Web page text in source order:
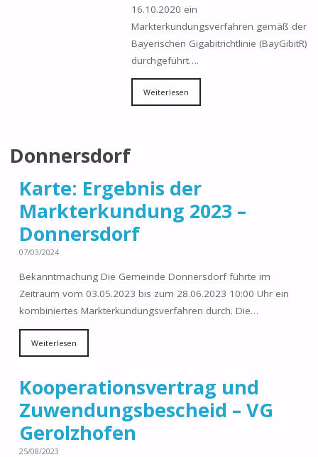
16.10.2020 ein
Markterkundungsverfahren gemäß der
Bayerischen Gigabitrichtlinie (BayGibitR)
durchgeführt….
Weiterlesen
Donnersdorf
Karte: Ergebnis der
Markterkundung 2023 –
Donnersdorf
07/03/2024
Bekanntmachung Die Gemeinde Donnersdorf führte im
Zeitraum vom 03.05.2023 bis zum 28.06.2023 10:00 Uhr ein
kombiniertes Markterkundungsverfahren durch. Die…
Weiterlesen
Kooperationsvertrag und
Zuwendungsbescheid – VG
Gerolzhofen
25/08/2023